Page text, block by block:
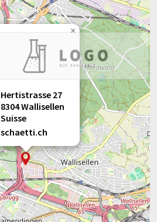
Hertistrasse 27
8304 Wallisellen
Suisse
schaetti.ch
×